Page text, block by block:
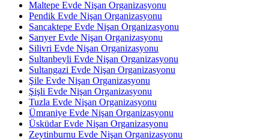
Maltepe Evde Nişan Organizasyonu
Pendik Evde Nişan Organizasyonu
Sancaktepe Evde Nişan Organizasyonu
Sarıyer Evde Nişan Organizasyonu
Silivri Evde Nişan Organizasyonu
Sultanbeyli Evde Nişan Organizasyonu
Sultangazi Evde Nişan Organizasyonu
Şile Evde Nişan Organizasyonu
Şişli Evde Nişan Organizasyonu
Tuzla Evde Nişan Organizasyonu
Ümraniye Evde Nişan Organizasyonu
Üsküdar Evde Nişan Organizasyonu
Zeytinburnu Evde Nişan Organizasyonu